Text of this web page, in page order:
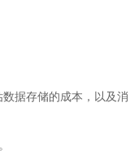
据存储的成本，以及消